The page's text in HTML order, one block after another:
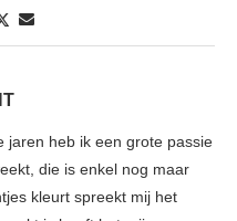
jaren heb ik een grote passie
die is enkel nog maar
kleurt spreekt mij het